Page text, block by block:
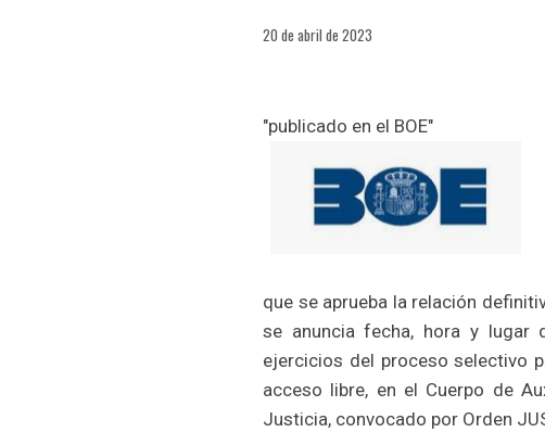
20 de abril de 2023
"publicado en el BOE"
que se aprueba la relación
se anuncia fecha, hora y lugar
ejercicios del proceso selectivo
acceso libre, en el Cuerpo de
Justicia, convocado por Orden